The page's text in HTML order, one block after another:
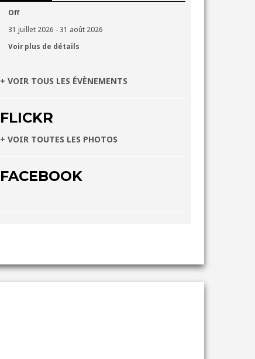
Off
31 juillet 2026 - 31 août 2026
Voir plus de détails
+ VOIR TOUS LES ÉVÈNEMENTS
FLICKR
+ VOIR TOUTES LES PHOTOS
FACEBOOK